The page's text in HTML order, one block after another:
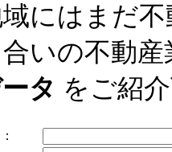
にはまだ
いの不動
タ をご紹